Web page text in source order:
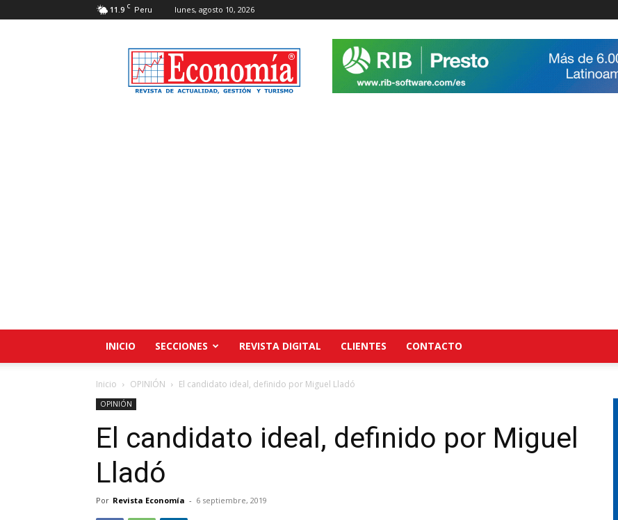
11.9 C Peru lunes, agosto 10, 2026
Revista
Economía
INICIO SECCIONES REVISTA DIGITAL CLIENTES CONTACTO
Inicio OPINIÓN El candidato ideal, definido por Miguel Lladó
OPINIÓN
El candidato ideal, definido por Miguel
Lladó
Por Revista Economía - 6 septiembre, 2019